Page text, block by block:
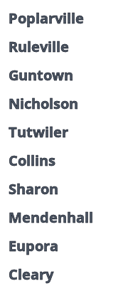
Poplarville
Ruleville
Guntown
Nicholson
Tutwiler
Collins
Sharon
Mendenhall
Eupora
Cleary